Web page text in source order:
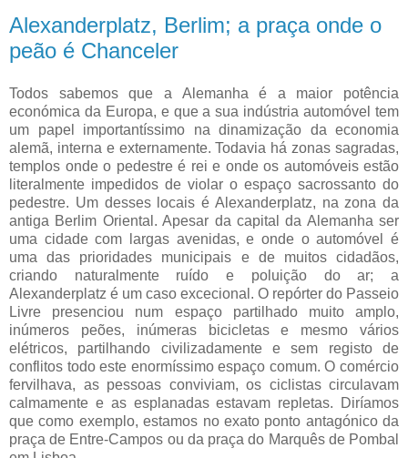
Alexanderplatz, Berlim; a praça onde o
peão é Chanceler
Todos sabemos que a Alemanha é a maior potência
económica da Europa, e que a sua indústria automóvel tem
um papel importantíssimo na dinamização da economia
alemã, interna e externamente. Todavia há zonas sagradas,
templos onde o pedestre é rei e onde os automóveis estão
literalmente impedidos de violar o espaço sacrossanto do
pedestre. Um desses locais é Alexanderplatz, na zona da
antiga Berlim Oriental. Apesar da capital da Alemanha ser
uma cidade com largas avenidas, e onde o automóvel é
uma das prioridades municipais e de muitos cidadãos,
criando naturalmente ruído e poluição do ar; a
Alexanderplatz é um caso excecional. O repórter do Passeio
Livre presenciou num espaço partilhado muito amplo,
inúmeros peões, inúmeras bicicletas e mesmo vários
elétricos, partilhando civilizadamente e sem registo de
conflitos todo este enormíssimo espaço comum. O comércio
fervilhava, as pessoas conviviam, os ciclistas circulavam
calmamente e as esplanadas estavam repletas. Diríamos
que como exemplo, estamos no exato ponto antagónico da
praça de Entre-Campos ou da praça do Marquês de Pombal